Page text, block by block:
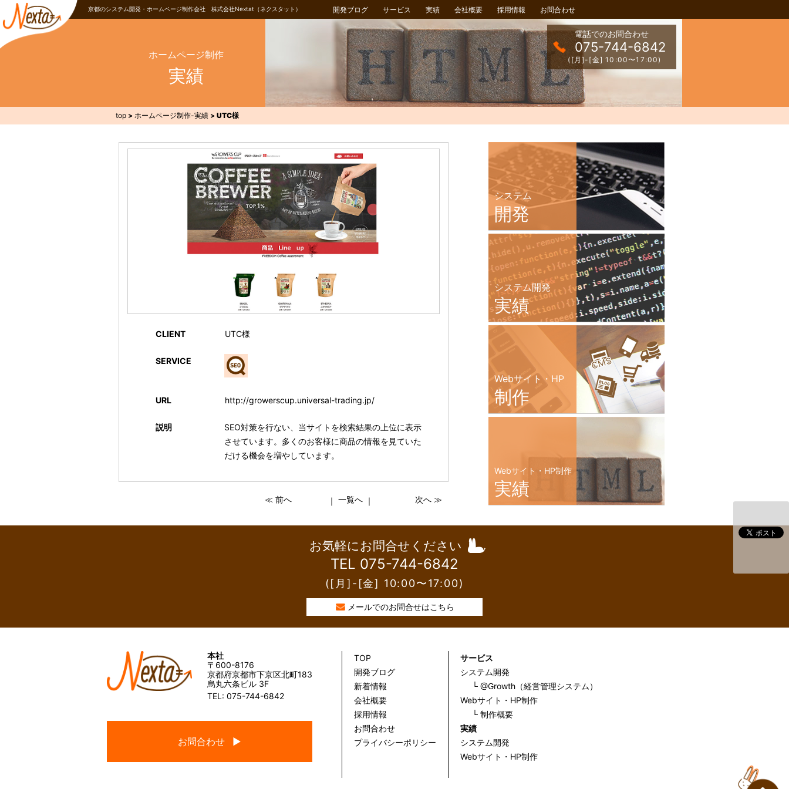
京都のシステム開発・ホームページ制作会社 株式会社Nextat（ネクスタット） 開発ブログ サービス 実績 会社概要 採用情報 お問合わせ
ホームページ制作
実績
電話でのお問合わせ
075-744-6842
([月]-[金] 10:00〜17:00)
top > ホームページ制作-実績 > UTC様
CLIENT UTC様
SERVICE
URL http://growerscup.universal-trading.jp/
説明
SEO対策を行ない、当サイトを検索結果の上位に表示
させています。多くのお客様に商品の情報を見ていた
だける機会を増やしています。
≪ 前へ ｜ 一覧へ ｜ 次へ ≫
システム
開発
システム開発
実績
Webサイト・HP
制作
Webサイト・HP制作
実績
お気軽にお問合せください
TEL 075-744-6842
([月]-[金] 10:00〜17:00)
メールでのお問合せはこちら
本社
〒600-8176
京都府京都市下京区北町183
烏丸六条ビル 3F
TEL: 075-744-6842
お問合わせ ▶
TOP
開発ブログ
新着情報
会社概要
採用情報
お問合わせ
プライバシーポリシー
サービス
システム開発
└ @Growth（経営管理システム）
Webサイト・HP制作
└ 制作概要
実績
システム開発
Webサイト・HP制作